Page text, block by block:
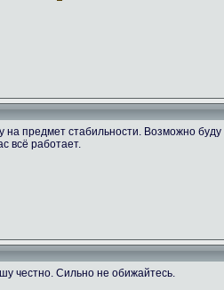
предмет стабильности. Возможно буду
всё работает.
честно. Сильно не обижайтесь.